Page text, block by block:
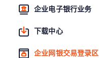
企业电子银行业务
下载中心
企业网银交易登录区